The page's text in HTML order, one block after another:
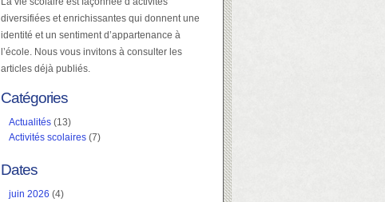
diversifiées et enrichissantes qui donnent une
identité et un sentiment d’appartenance à
l’école. Nous vous invitons à consulter les
articles déjà publiés.
Catégories
Actualités (13)
Activités scolaires (7)
Dates
juin 2026 (4)